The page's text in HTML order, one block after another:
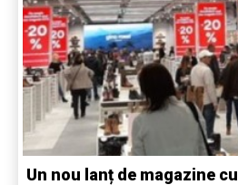
Un nou lanț de magazine